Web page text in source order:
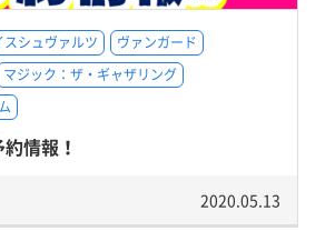
スシュヴァルツ
ヴァンガード
マジック：ザ・ギャザリング
情報！
2020.05.13